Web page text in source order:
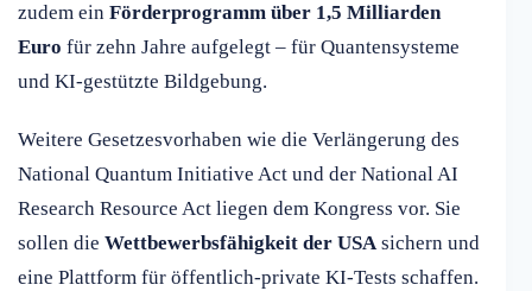
zudem ein Förderprogramm über 1,5 Milliarden
Euro für zehn Jahre aufgelegt – für Quantensysteme
und KI-gestützte Bildgebung.
Weitere Gesetzesvorhaben wie die Verlängerung des
National Quantum Initiative Act und der National AI
Research Resource Act liegen dem Kongress vor. Sie
sollen die Wettbewerbsfähigkeit der USA sichern und
eine Plattform für öffentlich-private KI-Tests schaffen.